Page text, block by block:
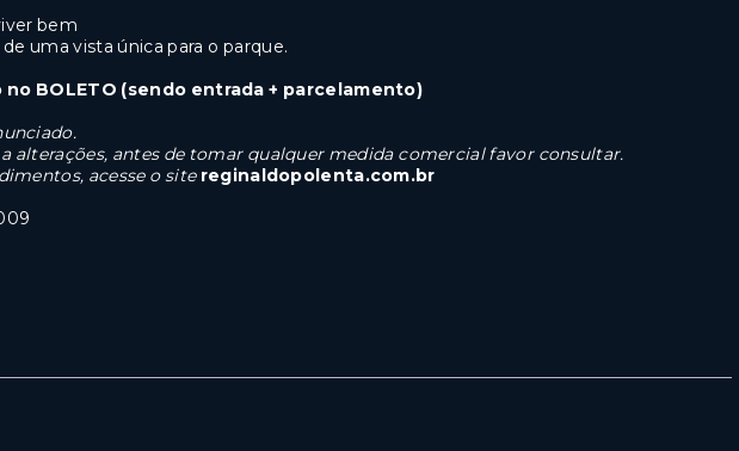
bem
uma vista única para o parque.
BOLETO (sendo entrada + parcelamento)
alterações, antes de tomar qualquer medida comercial favor consultar.
acesse o site reginaldopolenta.com.br